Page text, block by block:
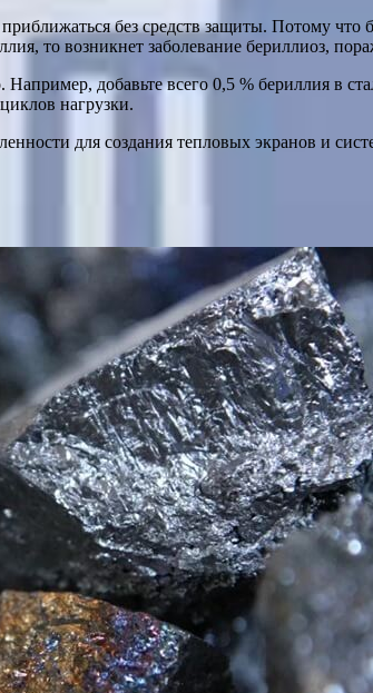
без средств защиты. Потому
то возникнет заболевание бериллиоз,
Например, добавьте всего 0,5 % бериллия в
нагрузки.
для создания тепловых экранов и